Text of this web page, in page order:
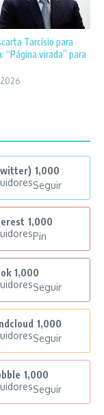
Tarcísio para
“Página virada” para
1,000
Seguir
1,000
Pin
1,000
Seguir
1,000
Seguir
1,000
Seguir